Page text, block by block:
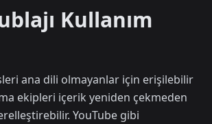
Kullanım
ana dili olmayanlar için erişilebilir
ekipleri içerik yeniden çekmeden
YouTube gibi